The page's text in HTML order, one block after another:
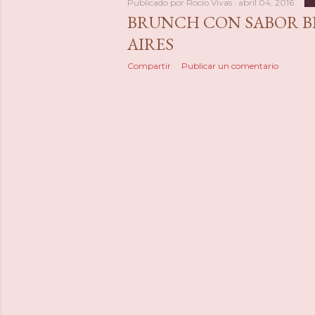
Publicado por Rocio Vivas abril 04, 2016
BRUNCH CON SABOR
AIRES
Compartir Publicar un comentario